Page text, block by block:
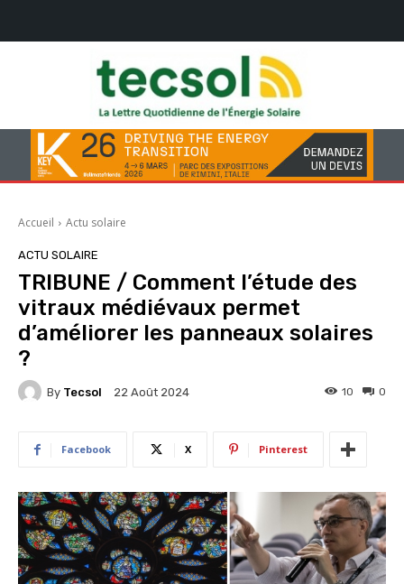
Accueil Actu solaire
ACTU SOLAIRE
TRIBUNE / Comment l’étude des
vitraux médiévaux permet
d’améliorer les panneaux solaires
?
By Tecsol 22 Août 2024 0
10
Facebook X Pinterest